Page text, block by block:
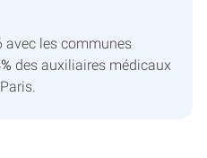
avec les communes
des auxiliaires médicaux